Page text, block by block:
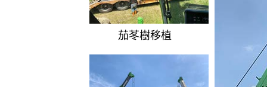
茄苳樹移植